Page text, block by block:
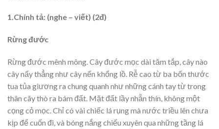
1.Chính tả: (nghe – viết) (2đ)
Rừng đước
Rừng đước mênh mông. Cây đước mọc dài tăm tắp, cây nào
cây nấy thẳng như cây nến khổng lồ. Rễ cao từ ba bốn thước
tua tủa giương ra chung quanh như những cánh tay từ trong
thân cây thò ra bám đất. Mặt đất lầy nhẵn thín, không một
cọng cỏ mọc. Chỉ có vài chiếc lá rụng mà nước triều lên chưa
kịp để cuốn đi, và bóng nắng chiếu xuyên qua những tầng lá